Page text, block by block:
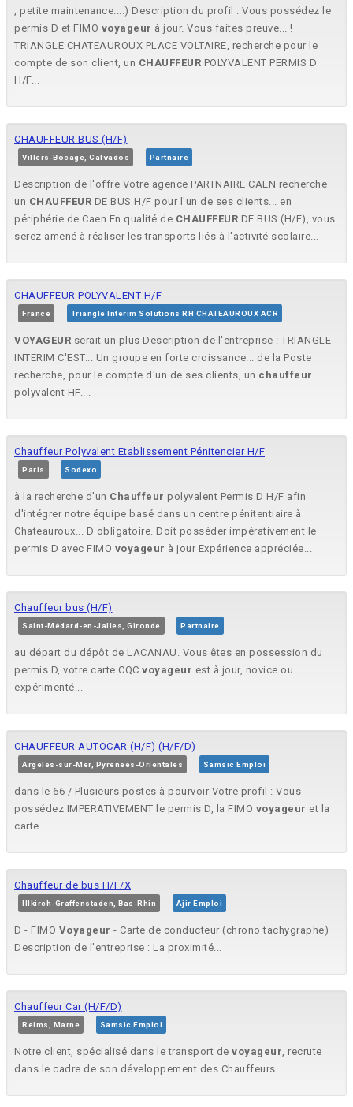
, petite maintenance....) Description du profil : Vous possédez le
permis D et FIMO voyageur à jour. Vous faites preuve... !
TRIANGLE CHATEAUROUX PLACE VOLTAIRE, recherche pour le
compte de son client, un CHAUFFEUR POLYVALENT PERMIS D
H/F...
CHAUFFEUR BUS (H/F)
Villers-Bocage, Calvados Partnaire
Description de l'offre Votre agence PARTNAIRE CAEN recherche
un CHAUFFEUR DE BUS H/F pour l'un de ses clients... en
périphérie de Caen En qualité de CHAUFFEUR DE BUS (H/F), vous
serez amené à réaliser les transports liés à l'activité scolaire...
CHAUFFEUR POLYVALENT H/F
France Triangle Interim Solutions RH CHATEAUROUX ACR
VOYAGEUR serait un plus Description de l'entreprise : TRIANGLE
INTERIM C'EST... Un groupe en forte croissance... de la Poste
recherche, pour le compte d'un de ses clients, un chauffeur
polyvalent HF....
Chauffeur Polyvalent Etablissement Pénitencier H/F
Paris Sodexo
à la recherche d'un Chauffeur polyvalent Permis D H/F afin
d'intégrer notre équipe basé dans un centre pénitentiaire à
Chateauroux... D obligatoire. Doit posséder impérativement le
permis D avec FIMO voyageur à jour Expérience appréciée...
Chauffeur bus (H/F)
Saint-Médard-en-Jalles, Gironde Partnaire
au départ du dépôt de LACANAU. Vous êtes en possession du
permis D, votre carte CQC voyageur est à jour, novice ou
expérimenté...
CHAUFFEUR AUTOCAR (H/F) (H/F/D)
Argelès-sur-Mer, Pyrénées-Orientales Samsic Emploi
dans le 66 / Plusieurs postes à pourvoir Votre profil : Vous
possédez IMPERATIVEMENT le permis D, la FIMO voyageur et la
carte...
Chauffeur de bus H/F/X
Illkirch-Graffenstaden, Bas-Rhin Ajir Emploi
D - FIMO Voyageur - Carte de conducteur (chrono tachygraphe)
Description de l'entreprise : La proximité...
Chauffeur Car (H/F/D)
Reims, Marne Samsic Emploi
Notre client, spécialisé dans le transport de voyageur, recrute
dans le cadre de son développement des Chauffeurs...